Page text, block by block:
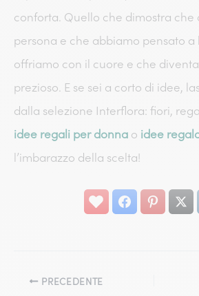
conforta. Quello che dimostra che
persona e che abbiamo pensato a
offriamo con il cuore e che
prezioso. E se sei a corto di idee,
dalla selezione Interflora: fiori,
idee regali per donna o idee
l’imbarazzo della scelta!
PRECEDENTE